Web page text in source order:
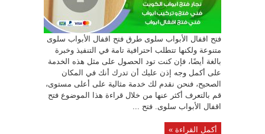
فتح اقفال الأبواب سلوى طرق فتح اقفال الأبواب سلوى
متنوعة ولكنها تتطلب احترافية تامة في التنفيذ وخبرة
بالغة أيضًا، فإن كنت تود الحصول على مثل هذه الخدمة
على أكمل وجه إذن عليك أن تدرك أنك في المكان
الصحيح، فنحن نقدم لك خدمة مثالية على أعلى مستوى،
قم بالتعرف أكثر عنها من خلال قراءة هذا الموضوع فتح
اقفال الأبواب سلوى. فتح ...
أكمل القراءة »